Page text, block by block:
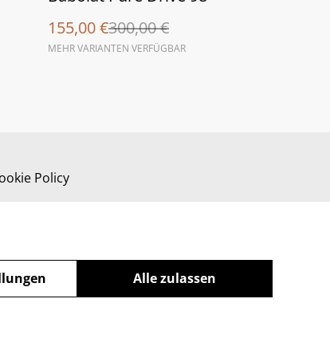
155,00 €300,00 €
MEHR VARIANTEN VERFÜGBAR
Policy
Alle zulassen